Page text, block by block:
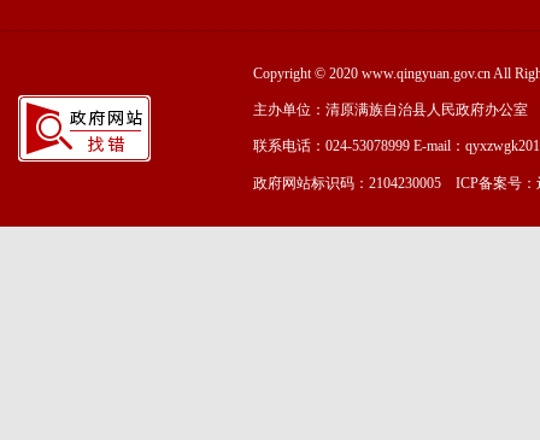
Copyright © 2020 www.qingyuan.gov.cn All
主办单位：清原满族自治县人民政府办公室
联系电话：024-53078999 E-mail：
政府网站标识码：2104230005 ICP备案号：